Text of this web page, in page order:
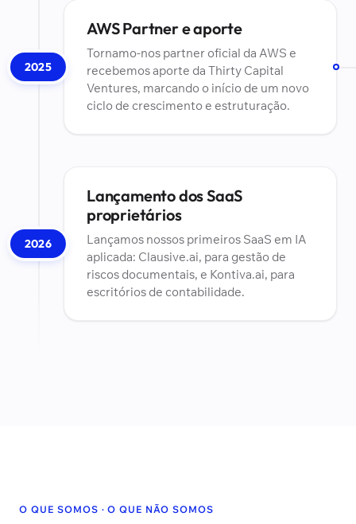
2025
AWS Partner e aporte
Tornamo-nos partner oficial da AWS e
recebemos aporte da Thirty Capital
Ventures, marcando o início de um novo
ciclo de crescimento e estruturação.
2026
Lançamento dos SaaS
proprietários
Lançamos nossos primeiros SaaS em IA
aplicada: Clausive.ai, para gestão de
riscos documentais, e Kontiva.ai, para
escritórios de contabilidade.
O QUE SOMOS · O QUE NÃO SOMOS